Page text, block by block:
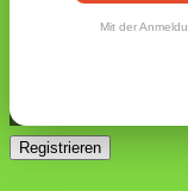
Mit der
E-Mail-Adresse
Registrieren